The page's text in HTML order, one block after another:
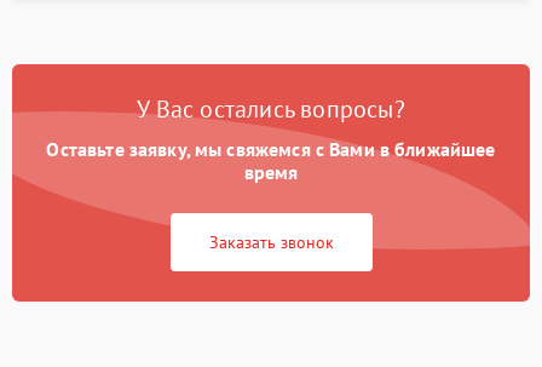
У Вас остались вопросы?
Оставьте заявку, мы свяжемся с Вами в ближайшее
время
Заказать звонок